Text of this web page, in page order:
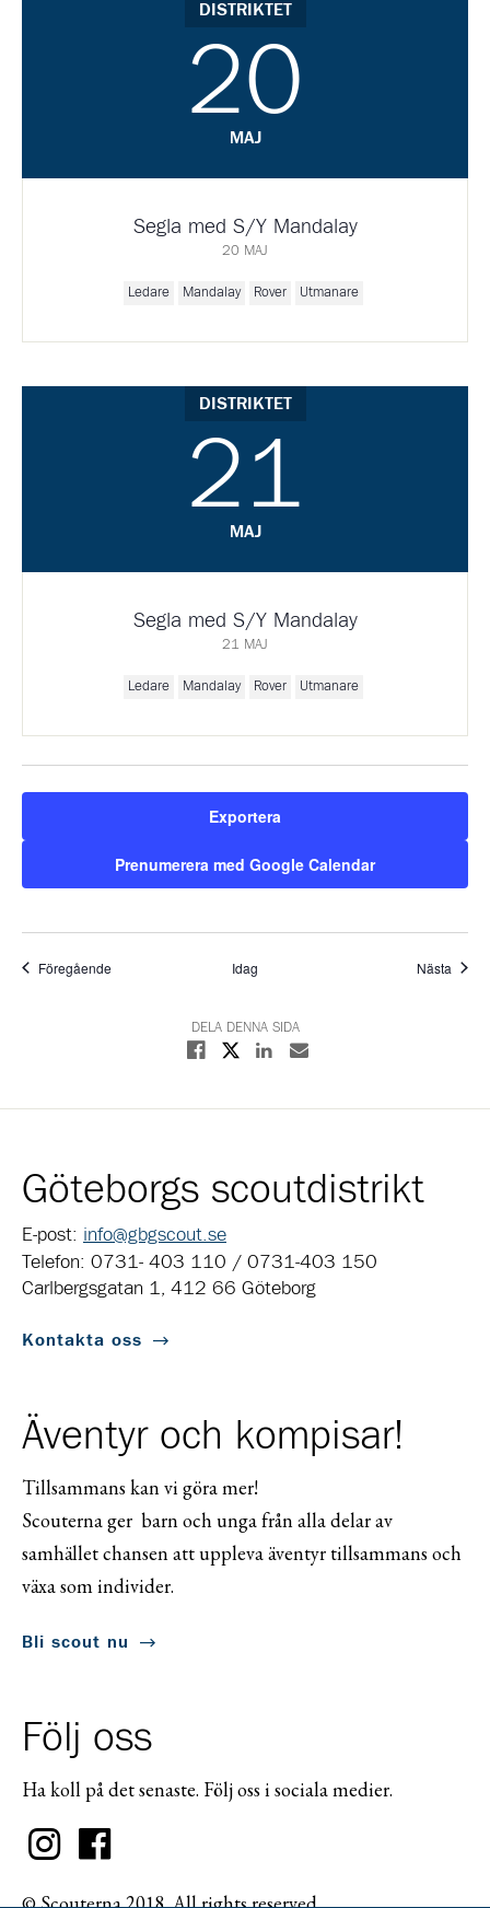
DISTRIKTET
20
MAJ
Segla med S/Y Mandalay
20 MAJ
Ledare Mandalay Rover Utmanare
DISTRIKTET
21
MAJ
Segla med S/Y Mandalay
21 MAJ
Ledare Mandalay Rover Utmanare
Exportera
Prenumerera med Google Calendar
Föregående Idag Nästa
DELA DENNA SIDA
Dela på Facebook
Dela på XDela på Linkedin
Dela med E-post
Göteborgs scoutdistrikt
E-post: info@gbgscout.se
Telefon: 0731- 403 110 / 0731-403 150
Carlbergsgatan 1, 412 66 Göteborg
Kontakta oss
Äventyr och kompisar!
Tillsammans kan vi göra mer!
Scouterna ger barn och unga från alla delar av
samhället chansen att uppleva äventyr tillsammans och
växa som individer.
Bli scout nu
Följ oss
Ha koll på det senaste. Följ oss i sociala medier.
© Scouterna 2018. All rights reserved.